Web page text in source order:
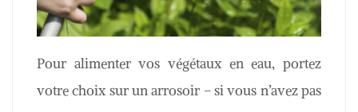
Pour alimenter vos végétaux en eau, portez
votre choix sur un arrosoir – si vous n’avez pas